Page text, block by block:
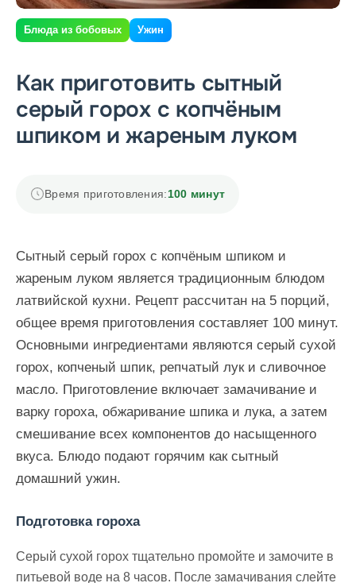
Блюда из бобовых Ужин
Как приготовить сытный
серый горох с копчёным
шпиком и жареным луком
Время приготовления:100 минут
Сытный серый горох с копчёным шпиком и
жареным луком является традиционным блюдом
латвийской кухни. Рецепт рассчитан на 5 порций,
общее время приготовления составляет 100 минут.
Основными ингредиентами являются серый сухой
горох, копченый шпик, репчатый лук и сливочное
масло. Приготовление включает замачивание и
варку гороха, обжаривание шпика и лука, а затем
смешивание всех компонентов до насыщенного
вкуса. Блюдо подают горячим как сытный
домашний ужин.
Подготовка гороха
Серый сухой горох тщательно промойте и замочите в
питьевой воде на 8 часов. После замачивания слейте